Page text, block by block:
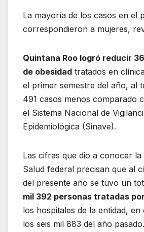
La mayoría de los casos en el
correspondieron a mujeres,
Quintana Roo logró reducir
de obesidad tratados en
el primer semestre del año, al
491 casos menos comparado
el Sistema Nacional de
Epidemiológica (Sinave).
Las cifras que dio a conocer
Salud federal precisan que al
del presente año se tuvo un
mil 392 personas tratadas
los hospitales de la entidad,
los seis mil 883 del año pasado.